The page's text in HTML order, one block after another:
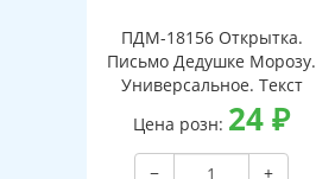
ПДМ-18156 Открытка.
Письмо Дедушке Морозу.
Универсальное. Текст
Цена розн: 24₽
−
+